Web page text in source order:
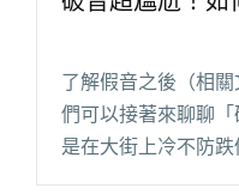
了解假音之後（相
們可以接著來聊聊
是在大街上冷不防